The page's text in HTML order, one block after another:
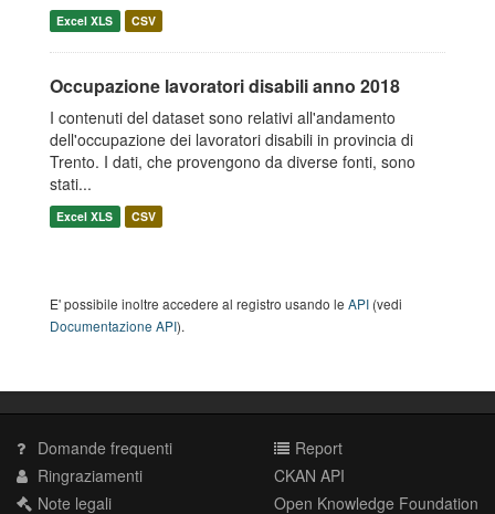
Excel XLS CSV
Occupazione lavoratori disabili anno 2018
I contenuti del dataset sono relativi all'andamento
dell'occupazione dei lavoratori disabili in provincia di
Trento. I dati, che provengono da diverse fonti, sono
stati...
Excel XLS CSV
E' possibile inoltre accedere al registro usando le API (vedi
Documentazione API).
Domande frequenti
Ringraziamenti
Note legali
Report
CKAN API
Open Knowledge Foundation